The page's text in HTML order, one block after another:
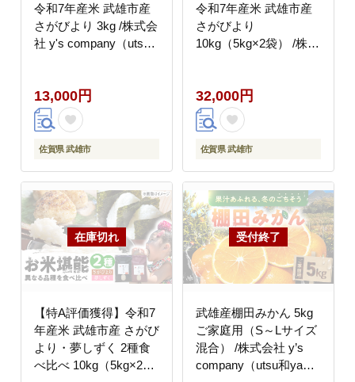
令和7年産米 武雄市産
さがびより 3kg /株式会
社 y's company（utsu
13,000円
佐賀県 武雄市
令和7年産米 武雄市産
さがびより
10kg（5kg×2袋） /株式
[UDX017] 白米 お米
32,000円
佐賀県 武雄市
【特A評価獲得】令和7
年産米 武雄市産 さがび
より・夢しずく 2種食
べ比べ 10kg（5kg×2
武雄産棚田みかん 5kg
ご家庭用（S～Lサイズ
混合） /株式会社 y’s
company（utsu和ya）